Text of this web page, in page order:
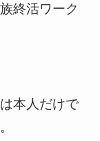
終活ワーク
本人だけで